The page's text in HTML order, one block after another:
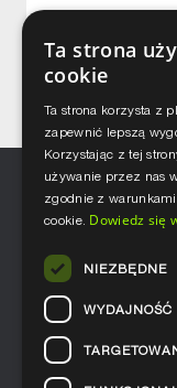
Ta strona
cookie
Ta strona korzysta z
zapewnić lepszą
Korzystając z tej
używanie przez nas
zgodnie z
cookie. Dowiedz się
NIEZBĘDNE
WYDAJNOŚĆ